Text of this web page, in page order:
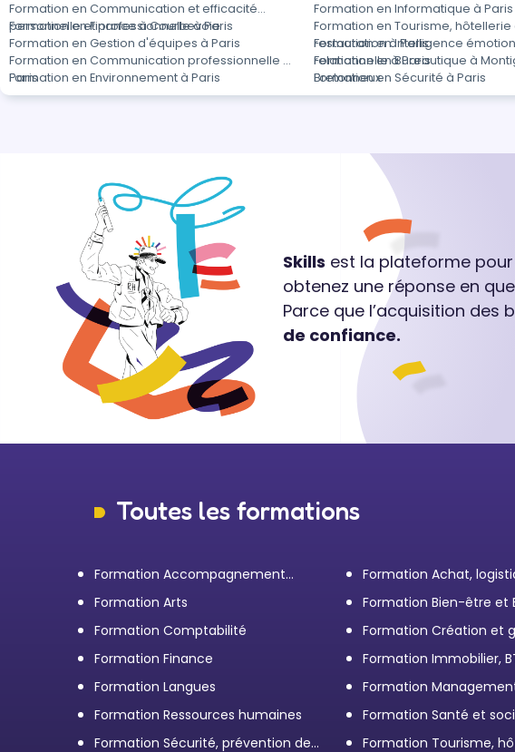
Formation en Communication et efficacité
personnelle et professionnelle à Paris
Formation en Informatique à Paris
Formation en Finance à Courbevoie
Formation en Tourisme, hôtellerie
restauration à Paris
Formation en Gestion d'équipes à Paris
Formation en Intelligence
relationnelle à Paris
Formation en Communication professionnelle à
Paris
Formation en Bureautique à
Bretonneux
Formation en Environnement à Paris
Formation en Sécurité à Paris
Skills est la plateforme
obtenez une réponse en
Parce que l’acquisition des
de confiance.
Toutes les formations
Formation Accompagnement
personnel et Bilan de
compétences
Formation Achat,
transport
Formation Arts
Formation Bien-être et
Formation Comptabilité
Formation Création et
d'entreprise
Formation Finance Formation Immobilier,
Formation Langues
Formation
Formation Ressources humaines Formation Santé et
Formation Sécurité, prévention des
Formation Tourisme,